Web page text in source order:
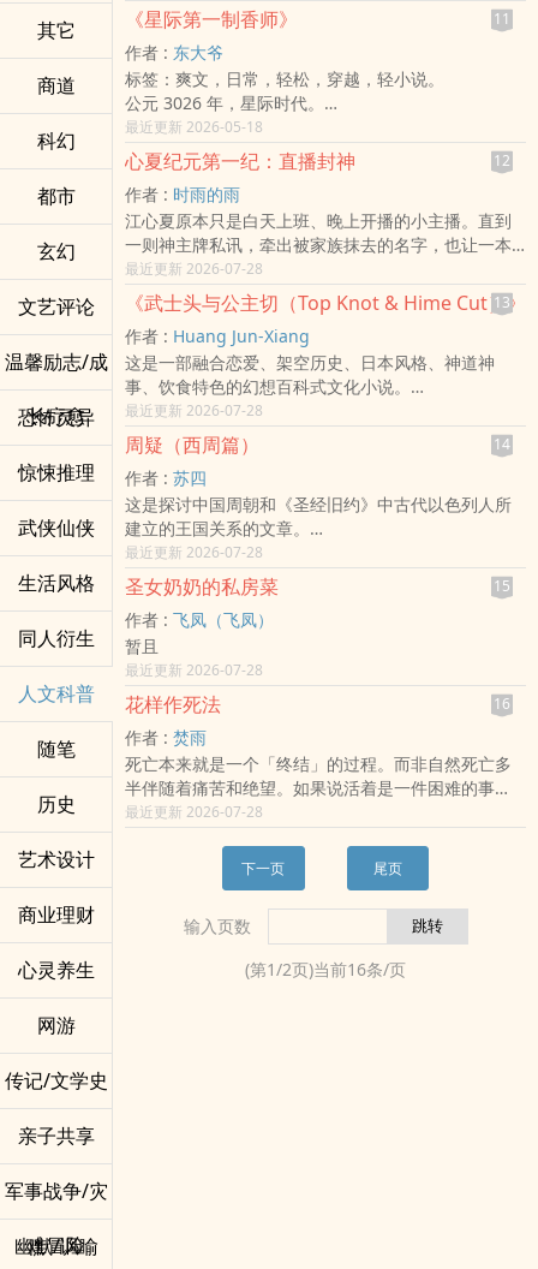
其它
商道
科幻
都市
玄幻
文艺评论
温馨励志/成
长疗愈
恐怖灵异
惊悚推理
武侠仙侠
生活风格
同人衍生
人文科普
随笔
历史
艺术设计
商业理财
心灵养生
网游
传记/文学史
亲子共享
军事战争/灾
难冒险
幽默/讽喻
动荡时代的一次次搏斗……
郭东，史上唯一觉醒空间、雷电、火焰等六系神级异
能的天才，却因遭受打压，被分配到了全基地最废的
「第 13 勘测小队」。
这里的队员异能全被公认为垃圾：一个只能量长度、
一个只能称重量、一个只能看生产日期、一个只能辨
识材质。
白子浩学长：「废物就该待在垃圾堆里，量一辈子垃
圾！」
郭东看着这群报数据的疯子，却露出了捡到宝的微
笑。
「材质脆化，重量偏差三克，三秒后疲劳断裂，距离
我 15.4 公分……」
当队员报出精确参数，郭东随手一挥，空气切割无视
防御，瞬杀 S 级丧尸。
从此，末世出现了一个神话：
别的小队在拚命，郭东的小队在「解方程」。
郭东：「我真的只想摸鱼，奈何这群队友数据给得太
准了！」
《星际第一制香师》 11
作者 : 东大爷
标签：爽文，日常，轻松，穿越，轻小说。
公元 3026 年，星际时代。
人类点满了科技树，却丢失了灵魂。
这里没有花草、没有泥土，食物是精准配比的化学营
养膏，娱乐是直接刺激大脑的虚拟讯号。
超过 90% 的星际居民，正遭受着无药可医的「灵魂枯
渴症」折磨。
直到那一天，大稻埕百年香舖的传人林默，带着绝对
嗅觉与三颗碳化的老山檀种子，穿越到了星际贫民
窟。
联邦科学院：「自然植物早就灭灭绝了，这是伪科
学！」
星际顶级财阀：「一股烟就想治好精神暴动？简直是
星际诈骗！」
几天后——
帝国第一黑客抱着林默的胶囊房大腿痛哭：「大佬求
您了，再点一根线香，我愿意帮你骇翻整个联邦！」
战场退役、精神海崩溃的帝国元帅，在闻到那缕温润
的檀香后，暴走的基因奇迹般平息。
从此，没落的第七底层区建起了古色古香的太清宫；
银河帝国的拍卖会上，一盒手工「鹅梨帐中香」被炒
到了天价。
林默：「科技的尽头是冰冷，而我，负责用一缕青
烟，点燃整个银河系。」
最近更新 2026-05-18
心夏纪元第一纪：直播封神 12
作者 : 时雨的雨
江心夏原本只是白天上班、晚上开播的小主播。直到
一则神主牌私讯，牵出被家族抹去的名字，也让一本
灰册子在镜头外悄然翻页。 他以为自己只是在整理人
间旧事，却不知道每一次守住名字、饭水、香火与承
诺，都在替信仰立下第一块根基。 当直播间的观众开
始相信他，当亡者与活人都在门外等待，六界也终于
注意到：有人，正在人间揭开他们的故事。
新书目前有存稿，每晚八点，一天五章!
最近更新 2026-07-28
《武士头与公主切（Top Knot & Hime Cut）》
13
作者 : Huang Jun-Xiang
这是一部融合恋爱、架空历史、日本风格、神道神
事、饮食特色的幻想百科式文化小说。
故事以现代日本为舞台，描写源氏、平氏、藤原氏跟
橘氏四大家族延续近千年的文化竞争。武士头的源太
郎与公主切的平御子，在学习院的校园里，于弓道、
流镝马、茶道、相扑、和菓子与乌龙面等传统文化之
间，进而展开一段跨越历史宿命的爱情恋曲。
全书透过人物故事串联日本的神事、饮食、礼仪、武
艺、美学与历史，使读者在阅读小说的同时，也如同
翻阅一本充满故事性的日本文化百科。
最近更新 2026-07-28
周疑（西周篇） 14
作者 : 苏四
这是探讨中国周朝和《圣经旧约》中古代以色列人所
建立的王国关系的文章。
感谢AI的帮助，无人工智慧，就没有此书出现的可
能。
最近更新 2026-07-28
圣女奶奶的私房菜 15
作者 : 飞凤（飞凤）
暂且
最近更新 2026-07-28
花样作死法 16
作者 : 焚雨
死亡本来就是一个「终结」的过程。而非自然死亡多
半伴随着痛苦和绝望。如果说活着是一件困难的事
情，那么，或许「死亡」，是我们能够选择的。但
是，选择了死亡，那一定是有所觉悟的。这部作品想
表达的是，没有所谓「无痛」的死亡，如果有，除了
自然死亡外，应该为数不多吧。所以，不要轻易去
死，虽然书名很没有说服力。
最近更新 2026-07-28
下一页 尾页
输入页数
(第1/2页)当前16条/页